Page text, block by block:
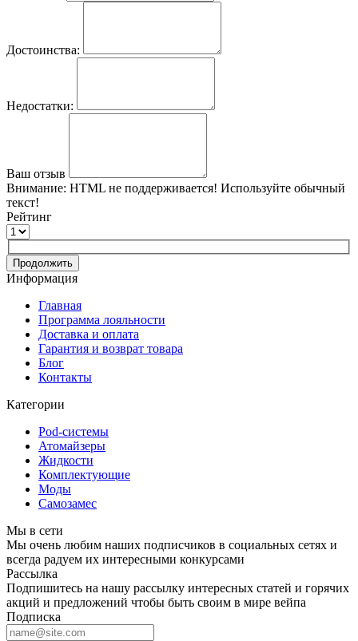
Достоинства:
Недостатки:
Ваш отзыв
Внимание: HTML не поддерживается! Используйте обычный
текст!
Рейтинг
Продолжить
Информация
Главная
Программа лояльности
Доставка и оплата
Гарантия и возврат товара
Блог
Контакты
Категории
Pod-системы
Атомайзеры
Жидкости
Комплектующие
Моды
Самозамес
Мы в сети
Мы очень любим наших подписчиков в социальных сетях и
всегда радуем их интересными конкурсами
Рассылка
Подпишитесь на нашу рассылку интересных статей и горячих
акций и предложений чтобы быть своим в мире вейпа
Подписка